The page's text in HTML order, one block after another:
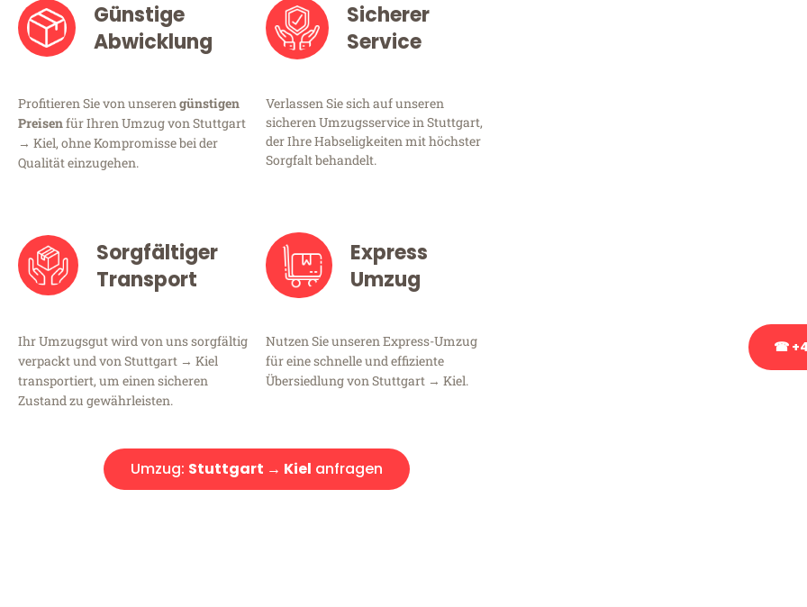
Günstige
Abwicklung
Profitieren Sie von unserengünstigen
Preisenfür Ihren Umzug von Stuttgart
→ Kiel, ohne Kompromisse bei der
Qualität einzugehen.
Sicherer
Service
Verlassen Sie sich auf unseren
sicheren Umzugsservice in Stuttgart,
der Ihre Habseligkeiten mit höchster
Sorgfalt behandelt.
Sorgfältiger
Transport
Ihr Umzugsgut wird von uns sorgfältig
verpackt und von Stuttgart → Kiel
transportiert, um einen sicheren
Zustand zu gewährleisten.
Express
Umzug
Nutzen Sie unseren Express-Umzug
für eine schnelle und effiziente
Übersiedlung von Stuttgart → Kiel.
Umzug: Stuttgart → Kiel anfragen
☎